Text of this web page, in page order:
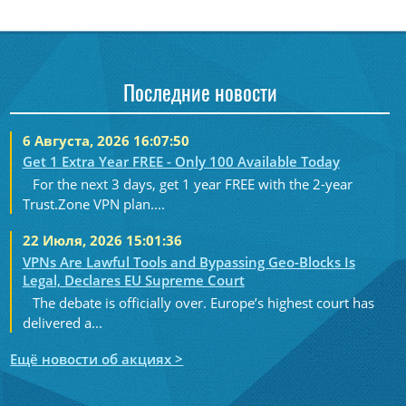
Последние новости
6 Августа, 2026 16:07:50
Get 1 Extra Year FREE - Only 100 Available Today
For the next 3 days, get 1 year FREE with the 2-year
Trust.Zone VPN plan....
22 Июля, 2026 15:01:36
VPNs Are Lawful Tools and Bypassing Geo-Blocks Is
Legal, Declares EU Supreme Court
The debate is officially over. Europe’s highest court has
delivered a...
Ещё новости об акциях >